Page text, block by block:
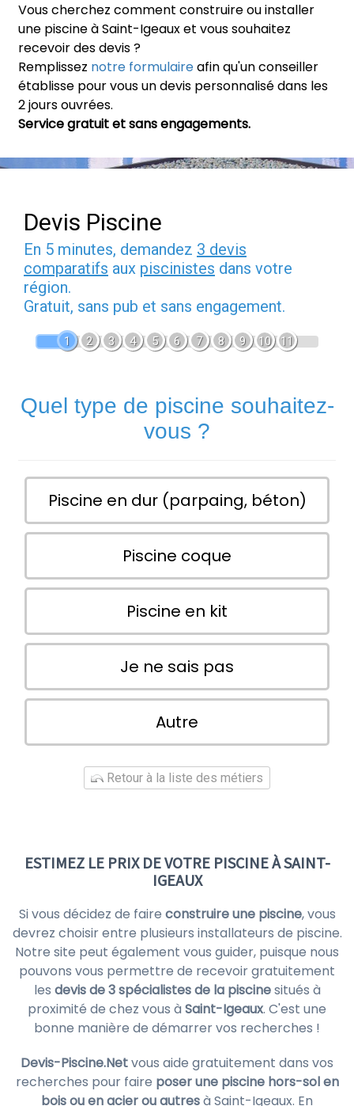
Vous cherchez comment construire ou installer
une piscine à Saint-Igeaux et vous souhaitez
recevoir des devis ?
Remplissez notre formulaireafin qu'un conseiller
établisse pour vous un devis personnalisé dans les
2 jours ouvrées.
Service gratuit et sans engagements.
Devis Piscine
En 5 minutes, demandez 3 devis
comparatifs aux piscinistes dans votre
région.
Gratuit, sans pub et sans engagement.
1 2 3 4 5 6 7 8 9 10 11
Quel type de piscine souhaitez-
vous ?
Piscine en dur (parpaing, béton)
Piscine coque
Piscine en kit
Je ne sais pas
Autre
Retour à la liste des métiers
ESTIMEZ LE PRIX DE VOTRE PISCINE À SAINT-
IGEAUX
Si vous décidez de faire construire une piscine, vous
devrez choisir entre plusieurs installateurs de piscine.
Notre site peut également vous guider, puisque nous
pouvons vous permettre de recevoir gratuitement
les devis de 3 spécialistes de la piscinesitués à
proximité de chez vous à Saint-Igeaux. C'est une
bonne manière de démarrer vos recherches !
Devis-Piscine.Netvous aide gratuitement dans vos
recherches pour faire poser une piscine hors-sol en
bois ou en acier ou autresà Saint-Igeaux. En